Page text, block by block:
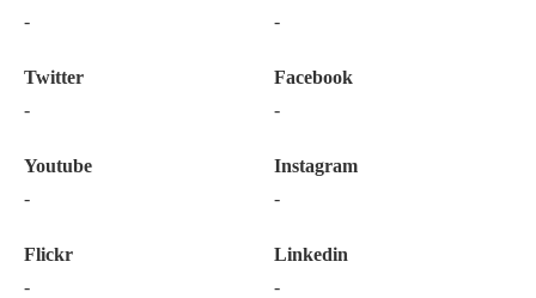
-
-
Twitter
-
Facebook
-
Youtube
-
Instagram
-
Flickr
-
Linkedin
-